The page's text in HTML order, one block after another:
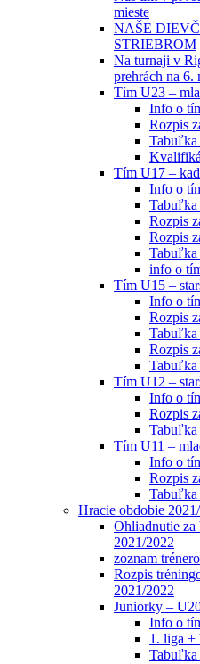
mieste
NAŠE
STRIEBROM
Na turnaji v
prehrách na 6.
Tím U23 –
Info o
Rozpis
Tabuľka
Tím U17 –
Info o
Tabuľka
Rozpis
Rozpis
Tabuľka
info o
Tím U15 –
Info o
Rozpis
Tabuľka
Rozpis
Tabuľka
Tím U12 –
Info o
Rozpis
Tabuľka
Tím U11 –
Info o
Rozpis
Tabuľka
Hracie obdobie
Ohliadnutie za
2021/2022
zoznam
Rozpis
2021/2022
Juniorky –
Info o
1. liga +
Tabuľka